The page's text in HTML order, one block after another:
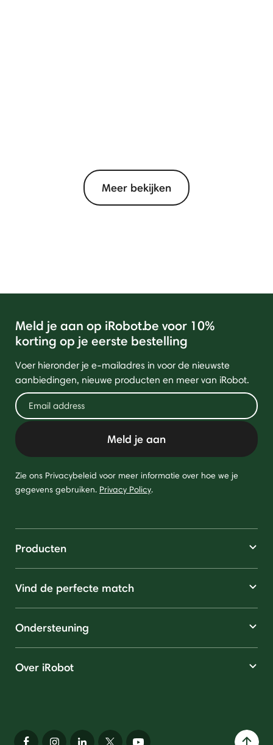
Meer bekijken
Meld je aan op iRobot.be voor 10%
korting op je eerste bestelling
Voer hieronder je e-mailadres in voor de nieuwste
aanbiedingen, nieuwe producten en meer van iRobot.
Meld je aan
Zie ons Privacybeleid voor meer informatie over hoe we je
gegevens gebruiken. Privacy Policy.
Producten
Vind de perfecte match
Ondersteuning
Over iRobot